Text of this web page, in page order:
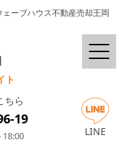
ーブハウス不動産売却王岡
ト
ちら
19
LINE